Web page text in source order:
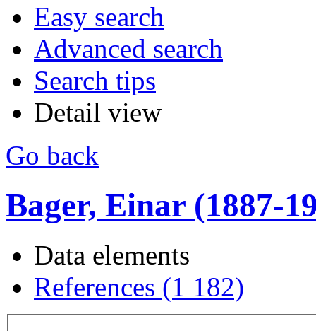
Easy search
Advanced search
Search tips
Detail view
Go back
Bager, Einar (1887-
Data elements
References (1 182)